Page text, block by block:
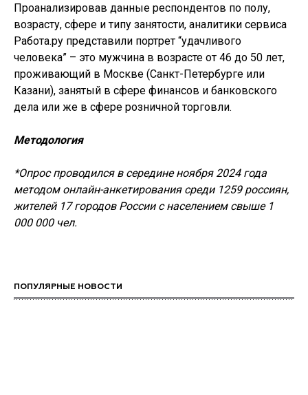
Проанализировав данные респондентов по полу,
возрасту, сфере и типу занятости, аналитики сервиса
Работа.ру представили портрет “удачливого
человека” – это мужчина в возрасте от 46 до 50 лет,
проживающий в Москве (Санкт-Петербурге или
Казани), занятый в сфере финансов и банковского
дела или же в сфере розничной торговли.
Методология
*Опрос проводился в середине ноября 2024 года
методом онлайн-анкетирования среди 1259 россиян,
жителей 17 городов России с населением свыше 1
000 000 чел.
ПОПУЛЯРНЫЕ НОВОСТИ